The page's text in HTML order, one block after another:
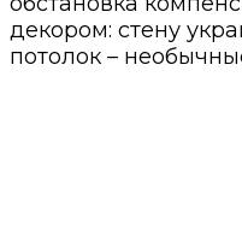
декором: стену
потолок –